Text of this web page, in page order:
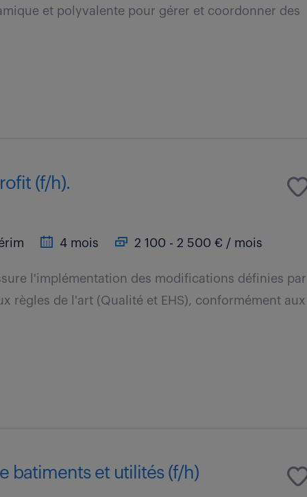
et polyvalente pour gérer et coordonner des
(f/h).
4 mois 2 100 - 2 500 € / mois
l'implémentation des modifications définies par
règles de l'art (Qualité et EHS), conformément aux
batiments et utilités (f/h)